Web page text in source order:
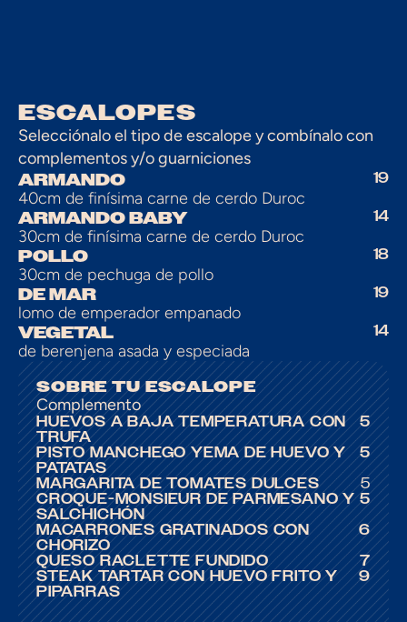
ESCALOPES
Selecciónalo el tipo de escalope y combínalo con
complementos y/o guarniciones
ARMANDO
40cm de finísima carne de cerdo Duroc
19
ARMANDO BABY
30cm de finísima carne de cerdo Duroc
14
POLLO
30cm de pechuga de pollo
18
DE MAR
lomo de emperador empanado
19
VEGETAL
de berenjena asada y especiada
14
SOBRE TU ESCALOPE
Complemento
HUEVOS A BAJA TEMPERATURA CON
TRUFA
5
PISTO MANCHEGO YEMA DE HUEVO Y
PATATAS
5
MARGARITA DE TOMATES DULCES
5
CROQUE-MONSIEUR DE PARMESANO Y
SALCHICHÓN
5
MACARRONES GRATINADOS CON
CHORIZO
6
QUESO RACLETTE FUNDIDO
7
STEAK TARTAR CON HUEVO FRITO Y
PIPARRAS
9